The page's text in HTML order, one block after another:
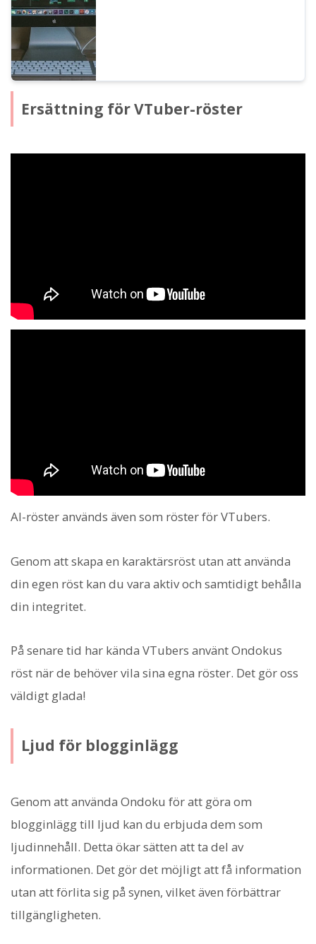
Ersättning för VTuber-röster
AI-röster används även som röster för VTubers.
Genom att skapa en karaktärsröst utan att använda
din egen röst kan du vara aktiv och samtidigt behålla
din integritet.
På senare tid har kända VTubers använt Ondokus
röst när de behöver vila sina egna röster. Det gör oss
väldigt glada!
Ljud för blogginlägg
Genom att använda Ondoku för att göra om
blogginlägg till ljud kan du erbjuda dem som
ljudinnehåll. Detta ökar sätten att ta del av
informationen. Det gör det möjligt att få information
utan att förlita sig på synen, vilket även förbättrar
tillgängligheten.